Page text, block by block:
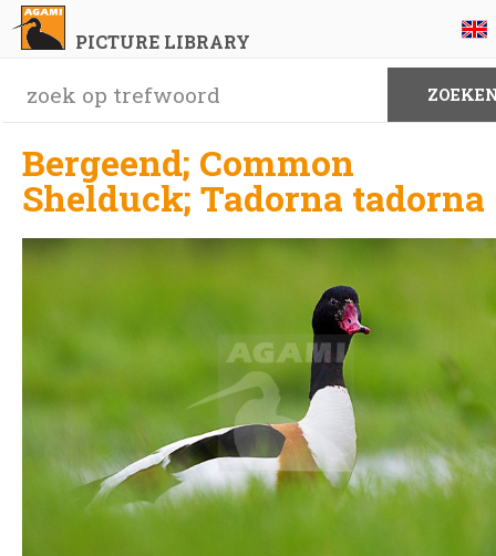
PICTURE LIBRARY
Bergeend; Common
Shelduck; Tadorna tadorna